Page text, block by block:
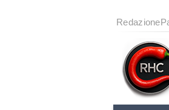
Redazione